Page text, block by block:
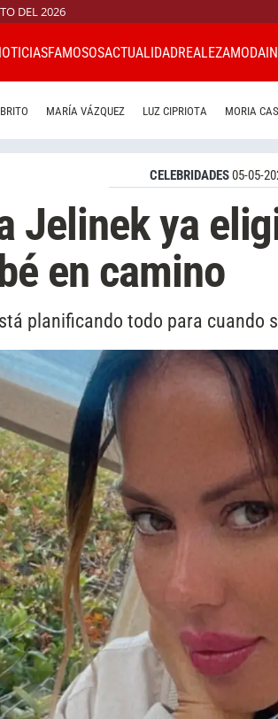
DEL 2026
FAMOSOSACTUALIDADREALEZAMODA
MARÍA VÁZQUEZ LUZ CIPRIOTA MORIA
CELEBRIDADES05-05-
Jelinek ya
en camino
planificando todo para cuando